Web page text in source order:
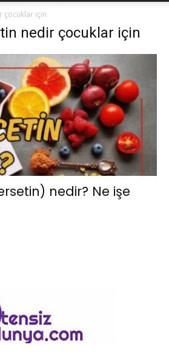
çocuklar için
nedir çocuklar için
nedir? Ne işe